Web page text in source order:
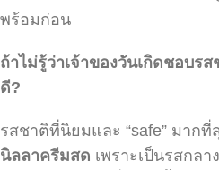
พร้อมก่อน
ถ้าไม่รู้ว่าเจ้าของวันเกิดชอบร
ดี?
รสชาติที่นิยมและ “safe” มากที่
นิลลาครีมสด เพราะเป็นรสกล